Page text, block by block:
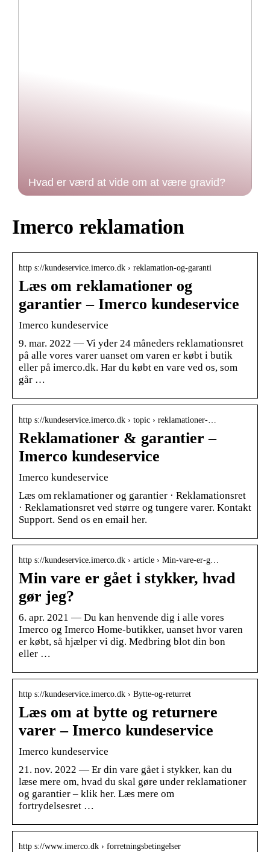
Hvad er værd at vide om at være gravid?
Imerco reklamation
http s://kundeservice.imerco.dk › reklamation-og-garanti
Læs om reklamationer og
garantier – Imerco kundeservice
Imerco kundeservice
9. mar. 2022 — Vi yder 24 måneders reklamationsret
på alle vores varer uanset om varen er købt i butik
eller på imerco.dk. Har du købt en vare ved os, som
går …
http s://kundeservice.imerco.dk › topic › reklamationer-…
Reklamationer & garantier –
Imerco kundeservice
Imerco kundeservice
Læs om reklamationer og garantier · Reklamationsret
· Reklamationsret ved større og tungere varer. Kontakt
Support. Send os en email her.
http s://kundeservice.imerco.dk › article › Min-vare-er-g…
Min vare er gået i stykker, hvad
gør jeg?
6. apr. 2021 — Du kan henvende dig i alle vores
Imerco og Imerco Home-butikker, uanset hvor varen
er købt, så hjælper vi dig. Medbring blot din bon
eller …
http s://kundeservice.imerco.dk › Bytte-og-returret
Læs om at bytte og returnere
varer – Imerco kundeservice
Imerco kundeservice
21. nov. 2022 — Er din vare gået i stykker, kan du
læse mere om, hvad du skal gøre under reklamationer
og garantier – klik her. Læs mere om
fortrydelsesret …
http s://www.imerco.dk › forretningsbetingelser